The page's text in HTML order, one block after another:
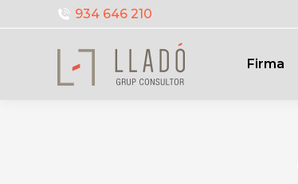
934 646 210
Firma